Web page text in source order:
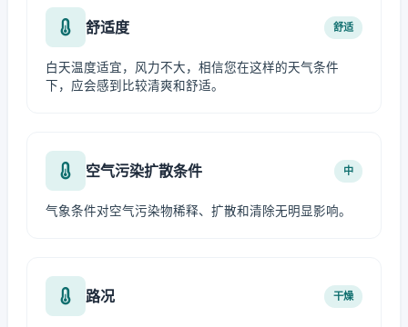
舒适度 舒适
白天温度适宜，风力不大，相信您在这样的天气条件
下，应会感到比较清爽和舒适。
空气污染扩散条件 中
气象条件对空气污染物稀释、扩散和清除无明显影响。
路况 干燥